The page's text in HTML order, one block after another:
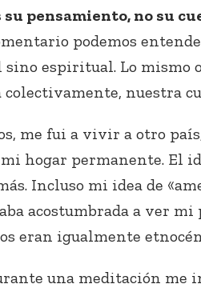
pensamiento, no su
podemos
espiritual. Lo mismo
nuestra
me fui a vivir a otro
hogar permanente. El
Incluso mi idea de
acostumbrada a ver mi
eran igualmente
una meditación me